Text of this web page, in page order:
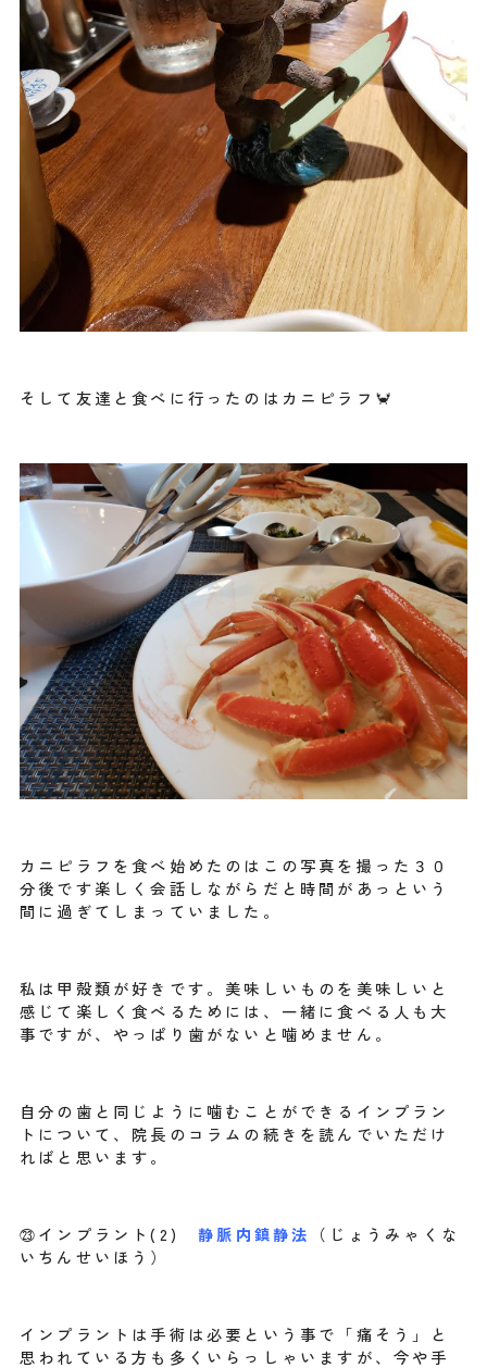
そして友達と食べに行ったのはカニピラフ🦀
カニピラフを食べ始めたのはこの写真を撮った３０
分後です楽しく会話しながらだと時間があっという
間に過ぎてしまっていました。
私は甲殻類が好きです。美味しいものを美味しいと
感じて楽しく食べるためには、一緒に食べる人も大
事ですが、やっぱり歯がないと噛めません。
自分の歯と同じように噛むことができるインプラン
トについて、院長のコラムの続きを読んでいただけ
ればと思います。
㉓インプラント(2)静脈内鎮静法
（じょうみゃくな
いちんせいほう）
インプラントは手術は必要という事で「痛そう」と
思われている方も多くいらっしゃいますが、今や手